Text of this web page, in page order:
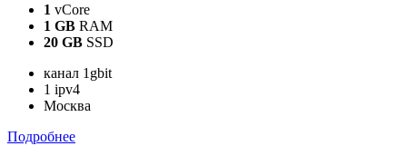
1 vCore
1 GB RAM
20 GB SSD
канал 1gbit
1 ipv4
Москва
Подробнее